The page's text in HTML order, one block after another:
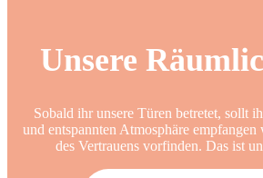
Unsere
Sobald ihr unsere Türen betretet, sollt
und entspannten Atmosphäre
des Vertrauens vorfinden. Das ist